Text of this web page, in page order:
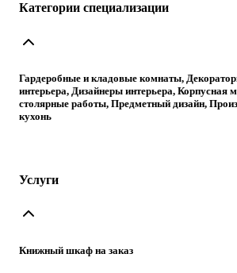
Категории специализации
Гардеробные и кладовые комнаты,
интерьера, Дизайнеры интерьера, Корпусная
столярные работы, Предметный дизайн,
кухонь
Услуги
Книжный шкаф на заказ